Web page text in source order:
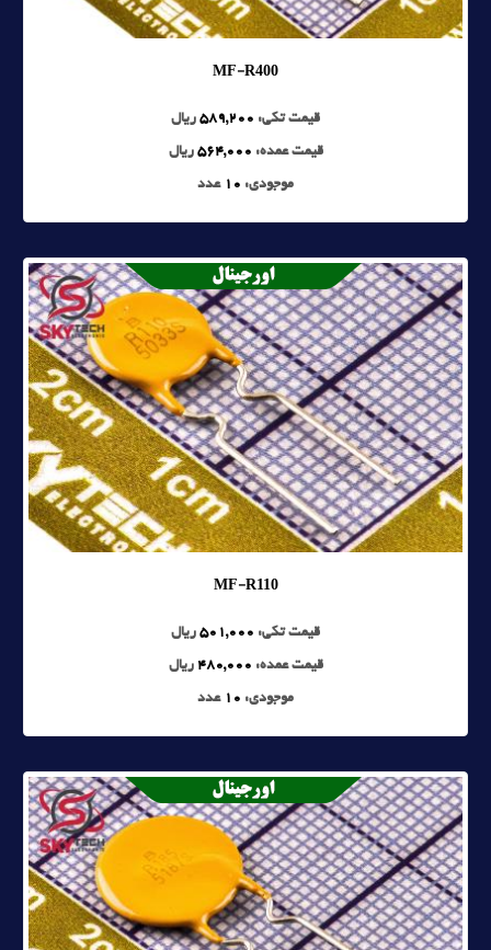
MF-R400
قیمت تکی: 589,200 ریال
قیمت عمده: 564,000 ریال
موجودی: 10 عدد
MF-R110
قیمت تکی: 501,000 ریال
قیمت عمده: 480,000 ریال
موجودی: 10 عدد